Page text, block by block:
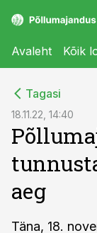
Avaleht Kõik
Tagasi
18.11.22, 14:40
aeg
Täna, 18.